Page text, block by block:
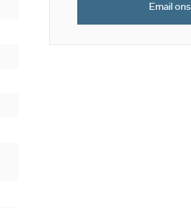
Email ons